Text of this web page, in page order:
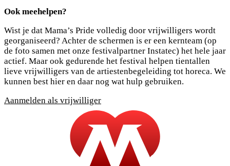
Ook meehelpen?
Wist je dat Mama’s Pride volledig door vrijwilligers wordt
georganiseerd? Achter de schermen is er een kernteam (op
de foto samen met onze festivalpartner Instatec) het hele jaar
actief. Maar ook gedurende het festival helpen tientallen
lieve vrijwilligers van de artiestenbegeleiding tot horeca. We
kunnen best hier en daar nog wat hulp gebruiken.
Aanmelden als vrijwilliger